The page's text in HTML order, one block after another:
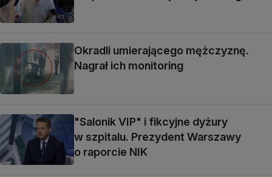
Okradli umierającego mężczyznę.
Nagrał ich monitoring
"Salonik VIP" i fikcyjne dyżury
w szpitalu. Prezydent Warszawy
o raporcie NIK